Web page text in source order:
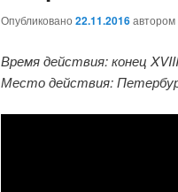
Опубликовано 22.11.2016автором
Время действия: конец
Место действия: